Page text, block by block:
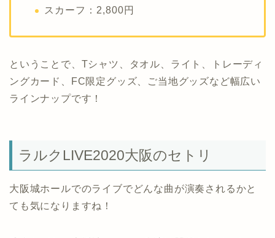
スカーフ：2,800円
ということで、Tシャツ、タオル、ライト、トレーディ
ングカード、FC限定グッズ、ご当地グッズなど幅広い
ラインナップです！
ラルクLIVE2020大阪のセトリ
大阪城ホールでのライブでどんな曲が演奏されるかと
ても気になりますね！